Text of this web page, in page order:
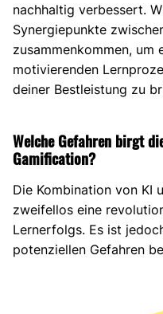
nachhaltig verbessert.
Synergiepunkte
zusammenkommen, um
motivierenden
deiner Bestleistung zu
Welche Gefahren birgt
Gamification?
Die Kombination von KI
zweifellos eine
Lernerfolgs. Es ist
potenziellen Gefahren